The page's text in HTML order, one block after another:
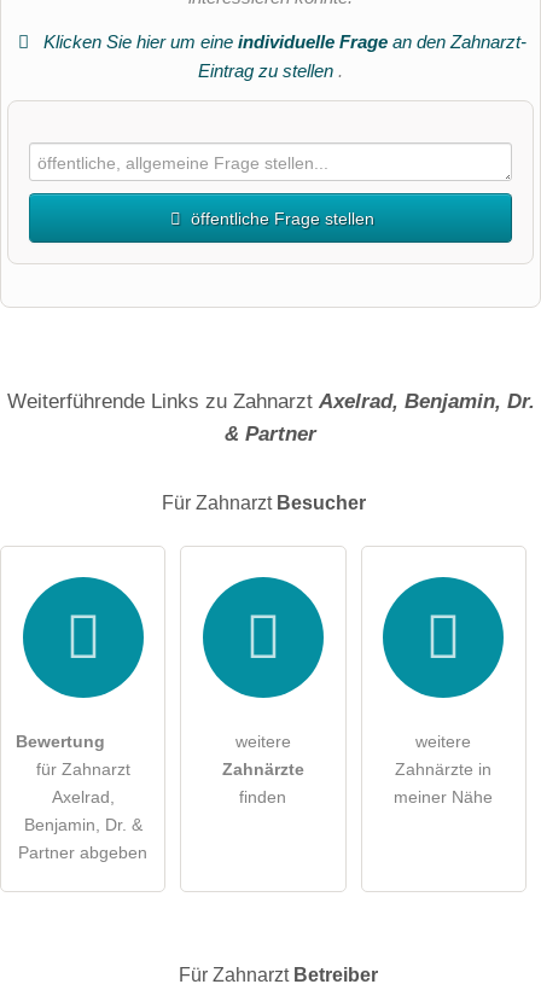
Klicken Sie hier um eine individuelle Fragean den Zahnarzt-
Eintrag zu stellen .
öffentliche Frage stellen
Hiermit akzeptiere ich die .
Die Datenschutzerklärunghabe ich zur Kenntnis genommen.
Besucher sichtbar
Klicken Sie hier um eine
Weiterführende Links zu Zahnarzt Axelrad, Benjamin, Dr.
& Partner
Für Zahnarzt Besucher
Bewertung
für Zahnarzt
Axelrad,
Benjamin, Dr. &
Partner abgeben
weitere
Zahnärzte
finden
weitere
Zahnärzte in
meiner Nähe
Für Zahnarzt Betreiber